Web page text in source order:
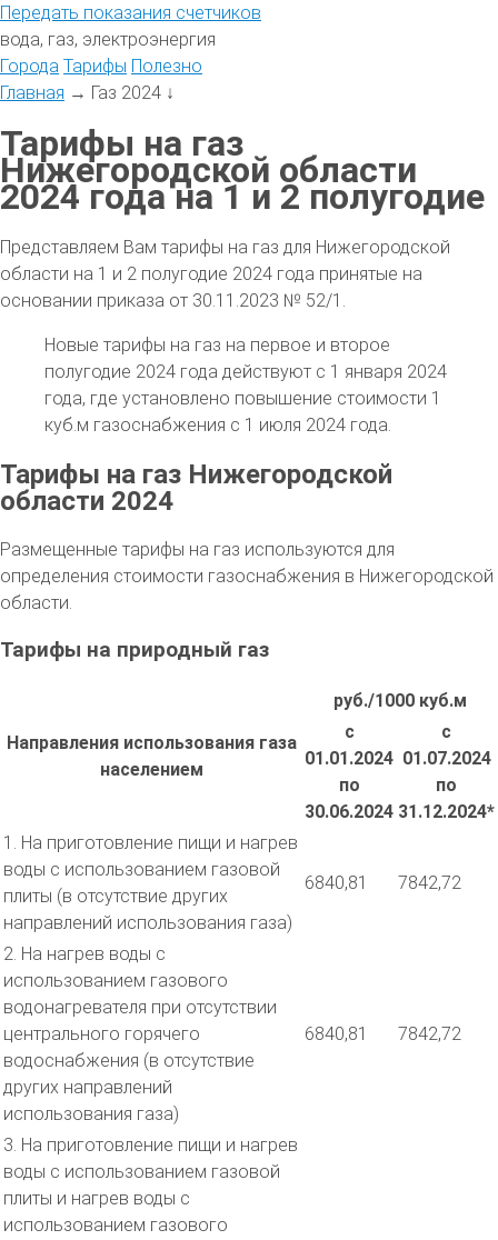
Передать показания счетчиков
вода, газ, электроэнергия
Города Тарифы Полезно
Главная → Газ 2024 ↓
Тарифы на газ
Нижегородской области
2024 года на 1 и 2 полугодие
Представляем Вам тарифы на газ для Нижегородской
области на 1 и 2 полугодие 2024 года принятые на
основании приказа от 30.11.2023 № 52/1.
Новые тарифы на газ на первое и второе
полугодие 2024 года действуют с 1 января 2024
года, где установлено повышение стоимости 1
куб.м газоснабжения с 1 июля 2024 года.
Тарифы на газ Нижегородской
области 2024
Размещенные тарифы на газ используются для
определения стоимости газоснабжения в Нижегородской
области.
Тарифы на природный газ
Направления использования газа
населением
руб./1000 куб.м
с
01.01.2024
по
30.06.2024
с
01.07.2024
по
31.12.2024*
1. На приготовление пищи и нагрев
воды с использованием газовой
плиты (в отсутствие других
направлений использования газа)
6840,81 7842,72
2. На нагрев воды с
использованием газового
водонагревателя при отсутствии
центрального горячего
водоснабжения (в отсутствие
других направлений
использования газа)
6840,81 7842,72
3. На приготовление пищи и нагрев
воды с использованием газовой
плиты и нагрев воды с
использованием газового